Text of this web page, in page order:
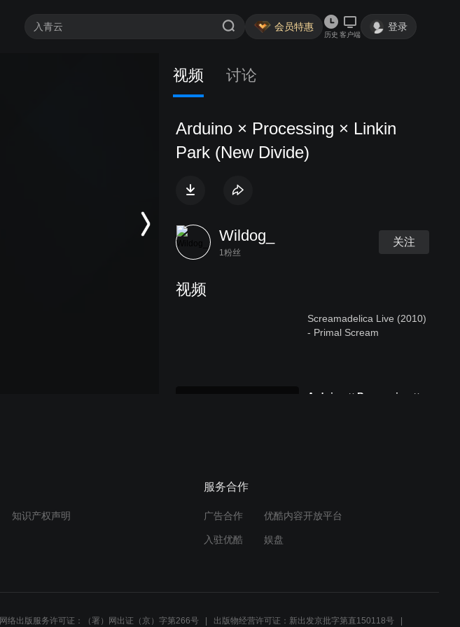
会员特惠
历史 客户端
登录
视频 讨论
Arduino × Processing × Linkin
Park (New Divide)
Wildog_
1粉丝
关注
视频
Screamadelica Live (2010)
- Primal Scream
Arduino × Processing ×
知识产权声明
服务合作
广告合作 优酷内容开放平台
入驻优酷 娱盘
网络出版服务许可证：（署）网出证（京）字第266号 出版物经营许可证：新出发京批字第直150118号